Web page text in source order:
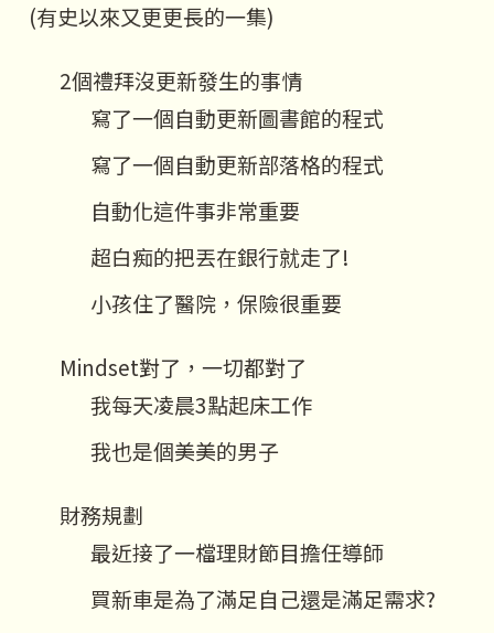
(有史以來又更更長的一集)
2個禮拜沒更新發生的事情
寫了一個自動更新圖書館的程式
寫了一個自動更新部落格的程式
自動化這件事非常重要
超白痴的把丟在銀行就走了!
小孩住了醫院，保險很重要
Mindset對了，一切都對了
我每天凌晨3點起床工作
我也是個美美的男子
財務規劃
最近接了一檔理財節目擔任導師
買新車是為了滿足自己還是滿足需求?